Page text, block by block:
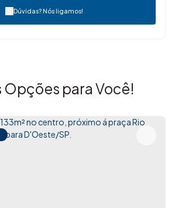
Dúvidas? Nós ligamos!
Opções para Você!